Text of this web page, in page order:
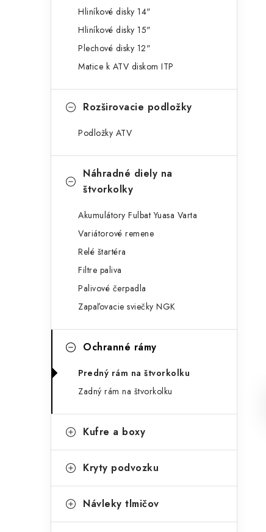
Hliníkové disky 14"
Hliníkové disky 15"
Plechové disky 12"
Matice k ATV diskom ITP
Rozširovacie podložky
Podložky ATV
Náhradné diely na
štvorkolky
Akumulátory Fulbat Yuasa Varta
Variátorové remene
Relé štartéra
Filtre paliva
Palivové čerpadla
Zapaľovacie sviečky NGK
Ochranné rámy
Predný rám na štvorkolku
Zadný rám na štvorkolku
Kufre a boxy
Kryty podvozku
Návleky tlmičov